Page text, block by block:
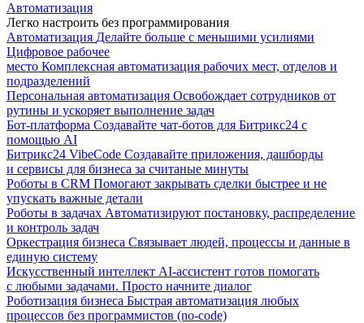
Автоматизация
Легко настроить без программирования
Автоматизация Делайте больше с меньшими усилиями
Цифровое рабочее
место Комплексная автоматизация рабочих мест, отделов и
подразделений
Персональная автоматизация Освобождает сотрудников от
рутины и ускоряет выполнение задач
Бот-платформа Создавайте чат-ботов для Битрикс24 с
помощью AI
Битрикс24 VibeCode Создавайте приложения, дашборды
и сервисы для бизнеса за считаные минуты
Роботы в CRM Помогают закрывать сделки быстрее и не
упускать важные детали
Роботы в задачах Автоматизируют постановку, распределение
и контроль задач
Оркестрация бизнеса Связывает людей, процессы и данные в
единую систему
Искусственный интеллект AI-ассистент готов помогать
с любыми задачами. Просто начните диалог
Роботизация бизнеса Быстрая автоматизация любых
процессов без программистов (no-code)